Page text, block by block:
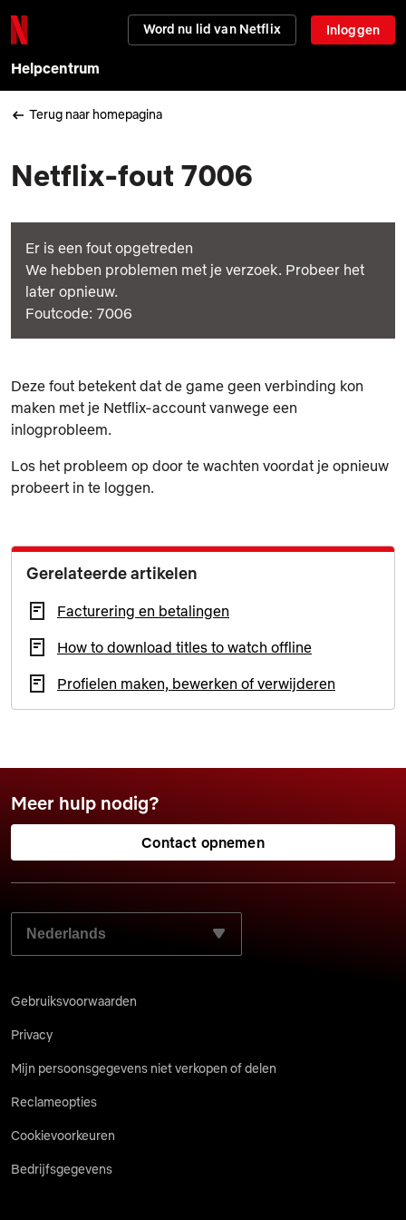
Word nu lid van Netflix Inloggen
Helpcentrum
Terug naar homepagina
Netflix-fout 7006
Er is een fout opgetreden
We hebben problemen met je verzoek. Probeer het
later opnieuw.
Foutcode: 7006
Deze fout betekent dat de game geen verbinding kon
maken met je Netflix-account vanwege een
inlogprobleem.
Los het probleem op door te wachten voordat je opnieuw
probeert in te loggen.
Gerelateerde artikelen
Facturering en betalingen
How to download titles to watch offline
Profielen maken, bewerken of verwijderen
Meer hulp nodig?
Contact opnemen
SELECTEER JE VOORKEURSTAAL:
Gebruiksvoorwaarden
Privacy
Mijn persoonsgegevens niet verkopen of delen
Reclameopties
Cookievoorkeuren
Bedrijfsgegevens